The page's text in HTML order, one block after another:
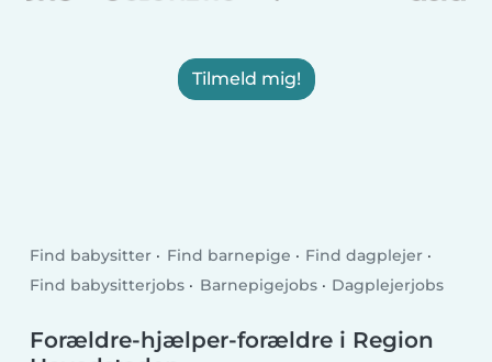
Tilmeld mig!
Find babysitter Find barnepige
Find dagplejer
Find babysitterjobs
Barnepigejobs Dagplejerjobs
Forældre-hjælper-forældre i Region